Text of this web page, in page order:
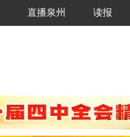
直播泉州 读报